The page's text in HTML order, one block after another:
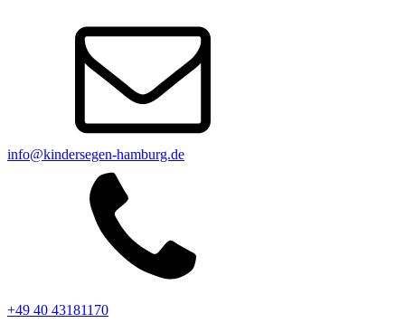
info@kindersegen-hamburg.de
+49 40 43181170